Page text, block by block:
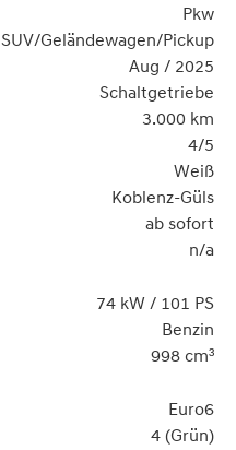
Pkw
SUV/Geländewagen/Pickup
Aug / 2025
Schaltgetriebe
3.000 km
4/5
Weiß
Koblenz-Güls
ab sofort
n/a
74 kW / 101 PS
Benzin
998 cm³
Euro6
4 (Grün)